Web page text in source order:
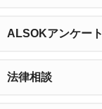
ALSOKアンケート
法律相談